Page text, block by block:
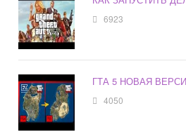
6923
ГТА 5 НОВАЯ
4050